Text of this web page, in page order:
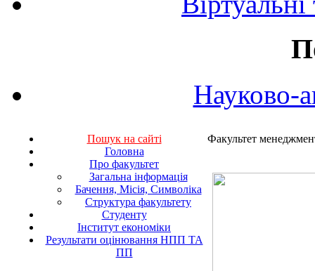
Науково-
Пошук на сайті
Головна
Про факультет
Загальна інформація
Бачення, Місія, Символіка
Структура факультету
Студенту
Інститут економіки
Результати оцінювання НПП ТА
ПП
Факультет